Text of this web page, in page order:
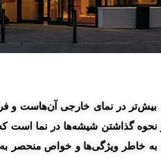
در نمای خارجی آن‌هاست و
نحوه گذاشتن شیشه‌ها در نما
به خاطر ویژگی‌ها و خواص